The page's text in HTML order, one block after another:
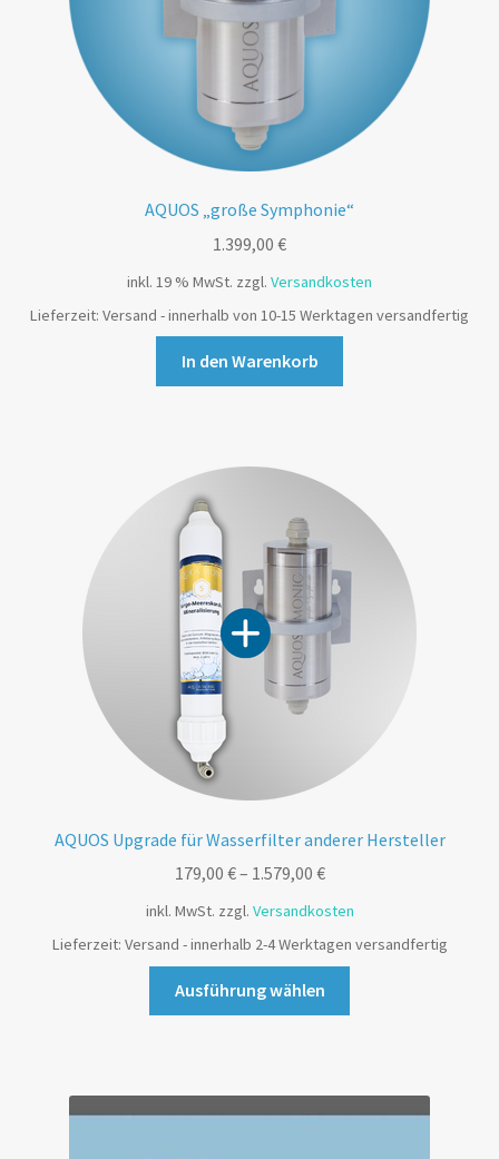
AQUOS „große Symphonie“
1.399,00 €
inkl. 19 % MwSt. zzgl. Versandkosten
Lieferzeit: Versand - innerhalb von 10-15 Werktagen versandfertig
In den Warenkorb
AQUOS Upgrade für Wasserfilter anderer Hersteller
179,00 €– 1.579,00 €
inkl. MwSt. zzgl. Versandkosten
Lieferzeit: Versand - innerhalb 2-4 Werktagen versandfertig
Ausführung wählen